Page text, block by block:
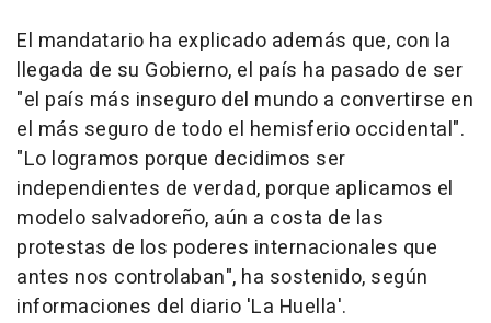
El mandatario ha explicado además que, con la
llegada de su Gobierno, el país ha pasado de ser
"el país más inseguro del mundo a convertirse en
el más seguro de todo el hemisferio occidental".
"Lo logramos porque decidimos ser
independientes de verdad, porque aplicamos el
modelo salvadoreño, aún a costa de las
protestas de los poderes internacionales que
antes nos controlaban", ha sostenido, según
informaciones del diario 'La Huella'.